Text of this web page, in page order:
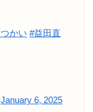
かい #益田直
January 6, 2025